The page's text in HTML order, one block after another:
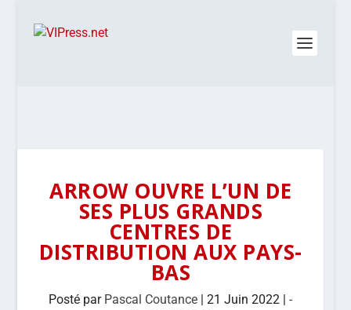
ARROW OUVRE L’UN DE
SES PLUS GRANDS
CENTRES DE
DISTRIBUTION AUX PAYS-
BAS
Posté par Pascal Coutance |21 Juin 2022 |-